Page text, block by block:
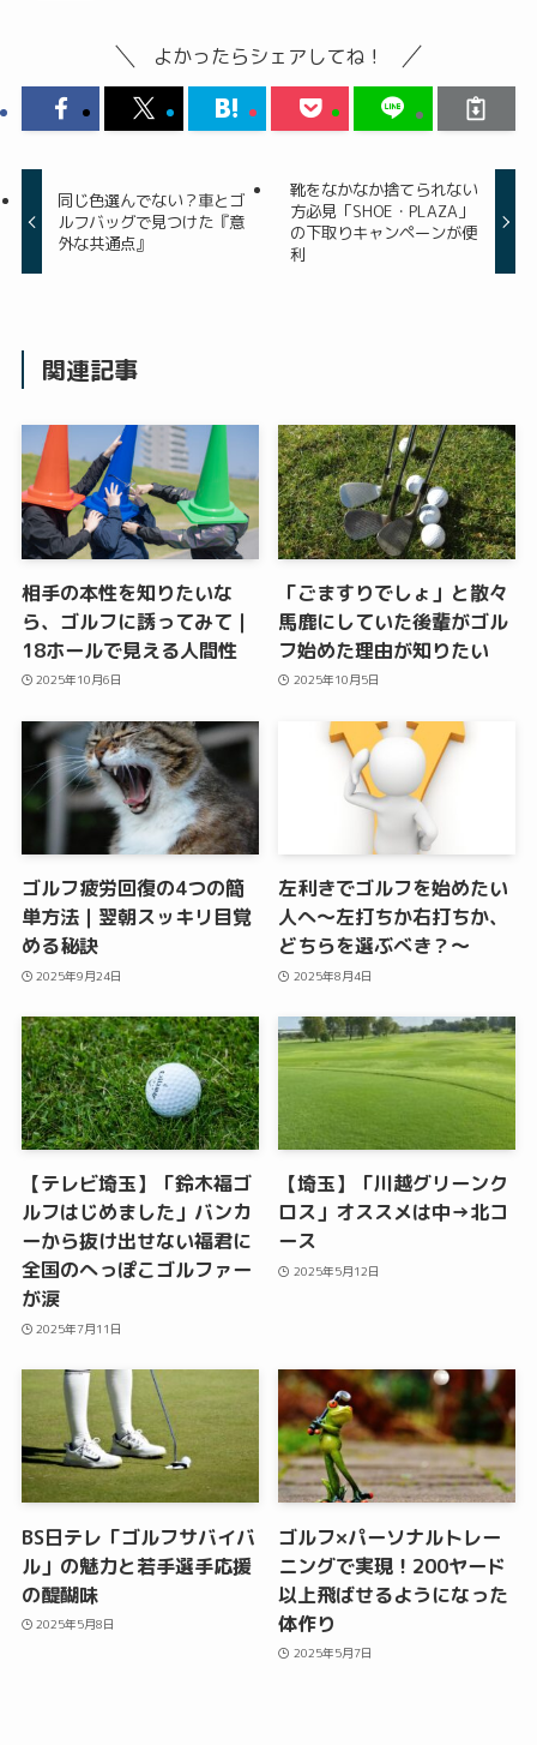
よかったらシェアしてね！
同じ色選んでない？車とゴ
ルフバッグで見つけた『意
外な共通点』
靴をなかなか捨てられない
方必見「SHOE・PLAZA」
の下取りキャンペーンが便
利
関連記事
相手の本性を知りたいな
ら、ゴルフに誘ってみて｜
18ホールで見える人間性
2025年10月6日
「ごますりでしょ」と散々
馬鹿にしていた後輩がゴル
フ始めた理由が知りたい
2025年10月5日
ゴルフ疲労回復の4つの簡
単方法｜翌朝スッキリ目覚
める秘訣
2025年9月24日
左利きでゴルフを始めたい
人へ〜左打ちか右打ちか、
どちらを選ぶべき？〜
2025年8月4日
【テレビ埼玉】「鈴木福ゴ
ルフはじめました」バンカ
ーから抜け出せない福君に
全国のへっぽこゴルファー
が涙
2025年7月11日
【埼玉】「川越グリーンク
ロス」オススメは中→北コ
ース
2025年5月12日
BS日テレ「ゴルフサバイバ
ル」の魅力と若手選手応援
の醍醐味
2025年5月8日
ゴルフ×パーソナルトレー
ニングで実現！200ヤード
以上飛ばせるようになった
体作り
2025年5月7日